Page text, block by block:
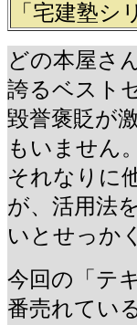
「宅建塾シ
どの本屋さ
誇るベスト
毀誉褒貶が
もいません
それなりに
が、活用法
いとせっか
今回の「テ
番売れてい